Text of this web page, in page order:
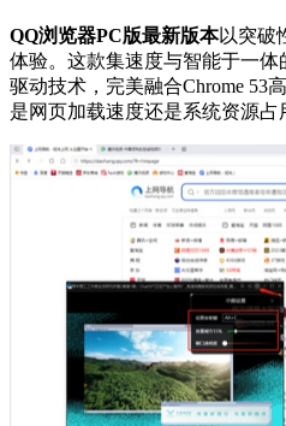
QQ浏览器PC版最新版本以突破
体验。这款集速度与智能于一
驱动技术，完美融合Chrome 53
是网页加载速度还是系统资源占